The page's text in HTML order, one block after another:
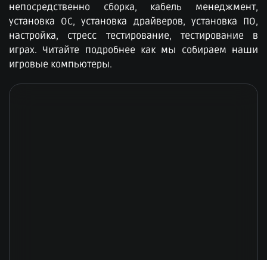
непосредственно сборка, кабель менеджмент,
установка ОС, установка драйверов, установка ПО,
настройка, стресс тестирование, тестирование в
играх. Читайте подробнее как мы собираем наши
игровые компьютеры.